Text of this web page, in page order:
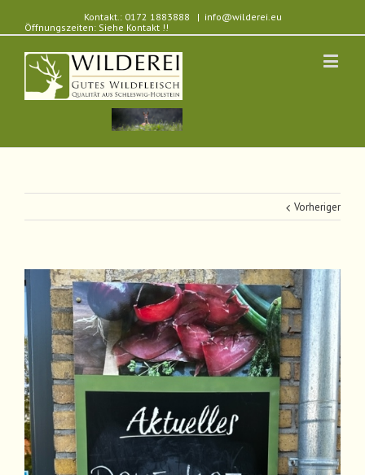
Kontakt.: 0172 1883888
Öffnungszeiten: Siehe Kontakt !!
| info@wilderei.eu
Vorheriger